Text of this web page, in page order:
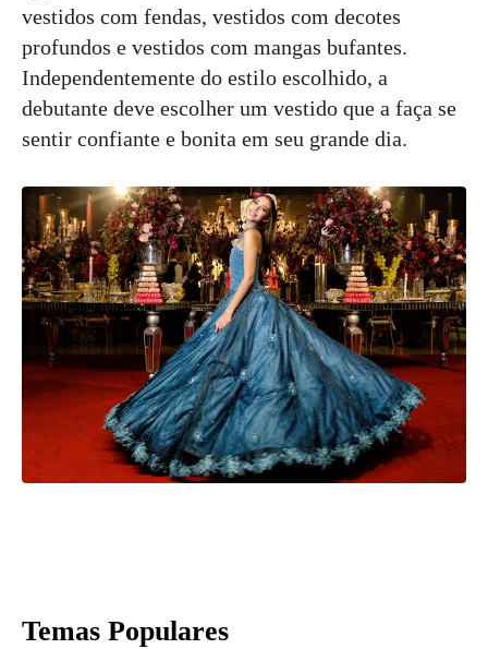
vestidos com fendas, vestidos com decotes
profundos e vestidos com mangas bufantes.
Independentemente do estilo escolhido, a
debutante deve escolher um vestido que a faça se
sentir confiante e bonita em seu grande dia.
Temas Populares